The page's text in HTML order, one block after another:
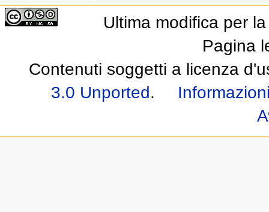
Ultima modifica per
Pagina
Contenuti soggetti a licenza
3.0 Unported.